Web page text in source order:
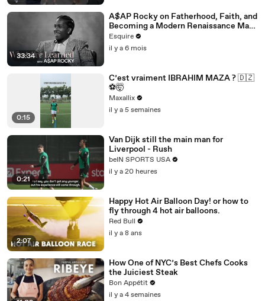
33:34
A$AP Rocky on Fatherhood, Faith, and
Becoming a Modern Renaissance Man |
What I’ve Learned | Esquire
Esquire
il y a 6 mois
0:15
C’est vraiment IBRAHIM MAZA ? 🇩🇿
⚽️🤯
Maxallix
il y a 5 semaines
0:21
Van Dijk still the main man for
Liverpool - Rush
beIN SPORTS USA
il y a 20 heures
2:07
Happy Hot Air Balloon Day! or how to
fly through 4 hot air balloons.
Red Bull
il y a 8 ans
How One of NYC’s Best Chefs Cooks
the Juiciest Steak
Bon Appétit
il y a 4 semaines